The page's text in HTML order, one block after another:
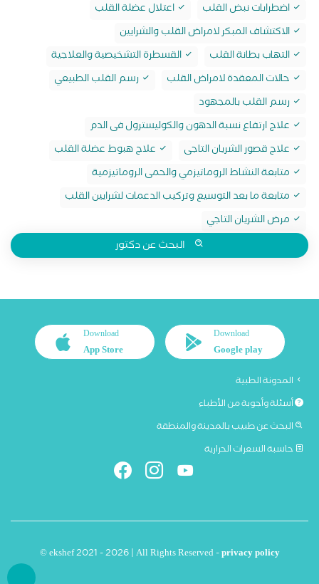
اضطرابات نبض القلب
اعتلال عضلة القلب
الاكتشاف المبكر لامراض القلب والشرايين
التهاب بطانة القلب
القسطرة التشخيصية والعلاجية
حالات المعقدة لامراض القلب
رسم القلب الطبيعي
رسم القلب بالمجهود
علاج ارتفاع نسبة الدهون والكوليسترول فى الدم
علاج قصور الشريان التاجى
علاج هبوط عضلة القلب
متابعة النشاط الروماتيزمي والحمى الروماتيزمية
متابعة ما بعد التوسيع وتركيب الدعمات لشرايين القلب
مرض الشريان التاجي
البحث عن دكتور
Download
Google play
Download
App Store
المدونة الطبية
أسئلة وأجوبة من الأطباء
البحث عن طبيب بالمدينة والمنطقة
حاسبة السعرات الحرارية
© ekshef 2021 - 2026 | All Rights Reserved -privacy policy